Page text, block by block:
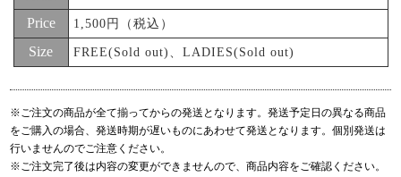
Price 1,500円（税込）
Size FREE(Sold out)、LADIES(Sold out)
※ご注文の商品が全て揃ってからの発送となります。発送予定日の異なる商品
をご購入の場合、発送時期が遅いものにあわせて発送となります。個別発送は
行いませんのでご注意ください。
※ご注文完了後は内容の変更ができませんので、商品内容をご確認ください。